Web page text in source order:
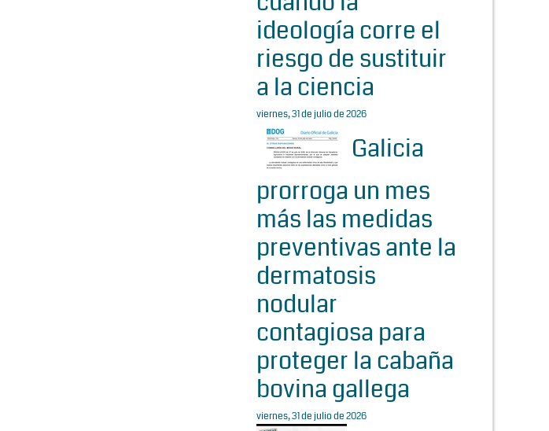
ideología corre el
riesgo de sustituir
a la ciencia
viernes, 31 de julio de 2026
Galicia
prorroga un mes
más las medidas
preventivas ante la
dermatosis
nodular
contagiosa para
proteger la cabaña
bovina gallega
viernes, 31 de julio de 2026